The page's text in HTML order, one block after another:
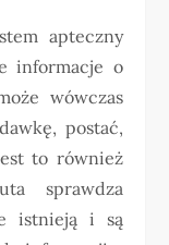
apteczny
informacje o
wówczas
postać,
to również
sprawdza
istnieją i są